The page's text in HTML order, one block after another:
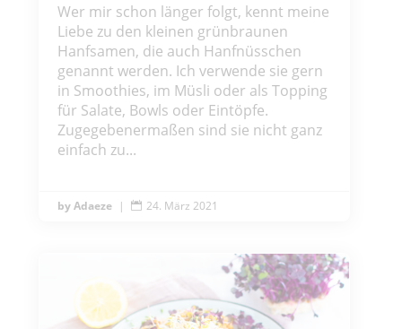
Wer mir schon länger folgt, kennt meine
Liebe zu den kleinen grünbraunen
Hanfsamen, die auch Hanfnüsschen
genannt werden. Ich verwende sie gern
in Smoothies, im Müsli oder als Topping
für Salate, Bowls oder Eintöpfe.
Zugegebenermaßen sind sie nicht ganz
einfach zu...
Adaeze |  24. März 2021